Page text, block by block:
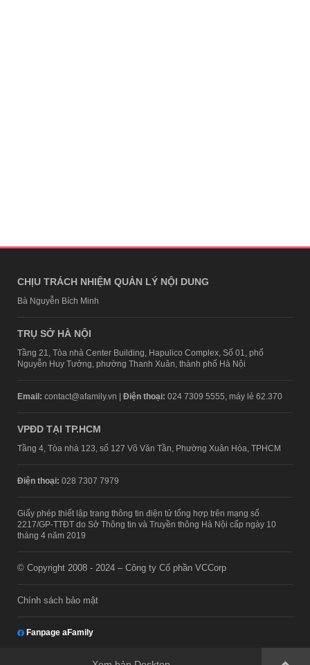
CHỊU TRÁCH NHIỆM QUẢN LÝ NỘI DUNG
Bà Nguyễn Bích Minh
TRỤ SỞ HÀ NỘI
Tầng 21, Tòa nhà Center Building, Hapulico Complex, Số 01, phố
Nguyễn Huy Tưởng, phường Thanh Xuân, thành phố Hà Nội
Email: contact@afamily.vn | Điện thoại: 024 7309 5555, máy lẻ 62.370
VPĐD TẠI TP.HCM
Tầng 4, Tòa nhà 123, số 127 Võ Văn Tần, Phường Xuân Hòa, TPHCM
Điện thoại: 028 7307 7979
Giấy phép thiết lập trang thông tin điện tử tổng hợp trên mạng số
2217/GP-TTĐT do Sở Thông tin và Truyền thông Hà Nội cấp ngày 10
tháng 4 năm 2019
© Copyright 2008 - 2024 – Công ty Cổ phần VCCorp
Chính sách bảo mật
Fanpage aFamily